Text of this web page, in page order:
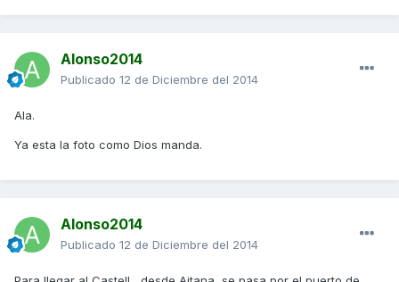
Alonso2014
Publicado 12 de Diciembre del 2014
Ala.
Ya esta la foto como Dios manda.
Alonso2014
Publicado 12 de Diciembre del 2014